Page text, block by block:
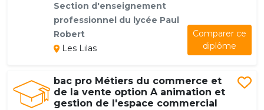
Section d'enseignement
professionnel du lycée Paul
Robert
Les Lilas
Comparer ce
diplôme
bac pro Métiers du commerce et
de la vente option A animation et
gestion de l'espace commercial